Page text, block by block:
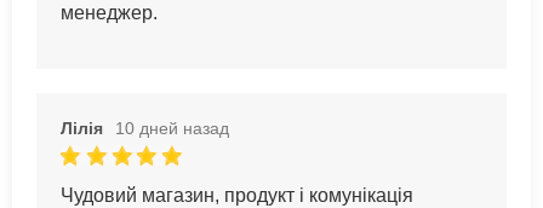
менеджер.
Лілія 10 дней назад
Чудовий магазин, продукт і комунікація